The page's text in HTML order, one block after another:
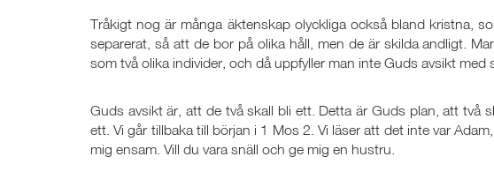
Tråkigt nog är många äktenskap olyckliga också bland kristna,
separerat, så att de bor på olika håll, men de är skilda andligt.
som två olika individer, och då uppfyller man inte Guds avsikt med
Guds avsikt är, att de två skall bli ett. Detta är Guds plan, att två
ett. Vi går tillbaka till början i 1 Mos 2. Vi läser att det inte var
mig ensam. Vill du vara snäll och ge mig en hustru.